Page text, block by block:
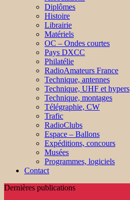
Diplômes
Histoire
Librairie
Matériels
OC – Ondes courtes
Pays DXCC
Philatélie
RadioAmateurs France
Technique, antennes
Technique, UHF et hypers
Technique, montages
Télégraphie, CW
Trafic
RadioClubs
Espace – Ballons
Expéditions, concours
Musées
Programmes, logiciels
Contact
Dernières publications